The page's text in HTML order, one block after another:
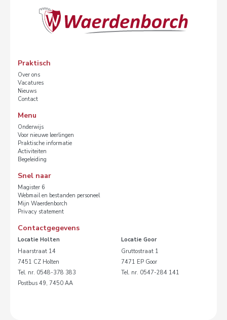
Praktisch
Over ons
Vacatures
Nieuws
Contact
Menu
Onderwijs
Voor nieuwe leerlingen
Praktische informatie
Activiteiten
Begeleiding
Snel naar
Magister 6
Webmail en bestanden personeel
Mijn Waerdenborch
Privacy statement
Contactgegevens
Locatie Holten
Haarstraat 14
7451 CZ Holten
Tel. nr. 0548-378 383
Postbus 49, 7450 AA
Locatie Goor
Gruttostraat 1
7471 EP Goor
Tel. nr. 0547-284 141